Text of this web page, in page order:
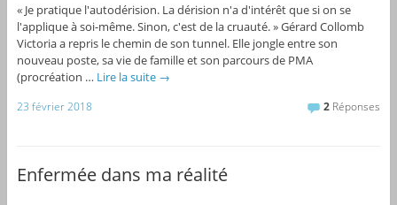
« Je pratique l'autodérision. La dérision n'a d'intérêt que si on se
l'applique à soi-même. Sinon, c'est de la cruauté. » Gérard Collomb
Victoria a repris le chemin de son tunnel. Elle jongle entre son
nouveau poste, sa vie de famille et son parcours de PMA
(procréation … Lire la suite →
23 février 2018 2 Réponses
Enfermée dans ma réalité